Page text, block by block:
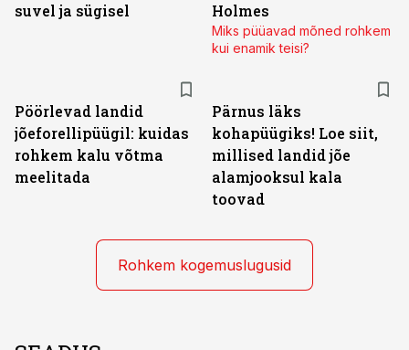
suvel ja sügisel
Holmes
Miks püüavad mõned rohkem
kui enamik teisi?
Pöörlevad landid
jõeforellipüügil: kuidas
rohkem kalu võtma
meelitada
Pärnus läks
kohapüügiks! Loe siit,
millised landid jõe
alamjooksul kala
toovad
Rohkem kogemuslugusid